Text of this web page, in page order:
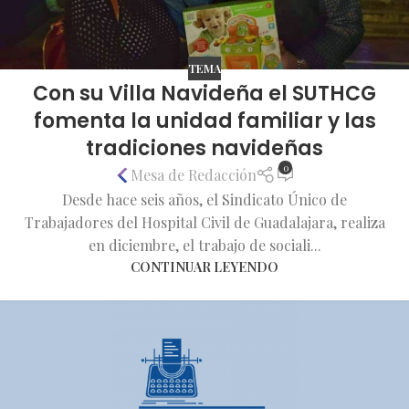
TEMA
Con su Villa Navideña el SUTHCG
fomenta la unidad familiar y las
tradiciones navideñas
Mesa de Redacción 0
Desde hace seis años, el Sindicato Único de
Trabajadores del Hospital Civil de Guadalajara, realiza
en diciembre, el trabajo de sociali...
CONTINUAR LEYENDO